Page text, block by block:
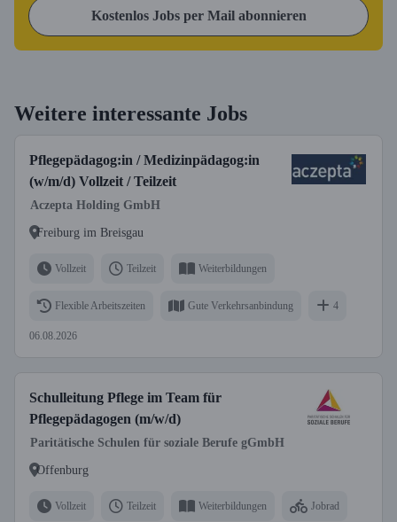
Kostenlos Jobs per Mail abonnieren
Weitere interessante Jobs
Pflegepädagog:in / Medizinpädagog:in
(w/m/d) Vollzeit / Teilzeit
Aczepta Holding GmbH
Freiburg im Breisgau
Vollzeit Teilzeit Weiterbildungen
Flexible Arbeitszeiten Gute Verkehrsanbindung 4
06.08.2026
Schulleitung Pflege im Team für
Pflegepädagogen (m/w/d)
Paritätische Schulen für soziale Berufe gGmbH
Offenburg
Vollzeit Teilzeit Weiterbildungen Jobrad